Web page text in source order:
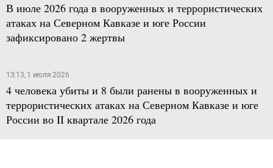
В июле 2026 года в вооруженных и террористических
атаках на Северном Кавказе и юге России
зафиксировано 2 жертвы
13:13, 1 июля 2026
4 человека убиты и 8 были ранены в вооруженных и
террористических атаках на Северном Кавказе и юге
России во II квартале 2026 года